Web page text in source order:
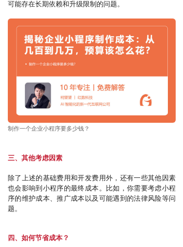
可能存在长期依赖和升级限制的问题。
制作一个企业小程序要多少钱？
三、其他考虑因素
除了上述的基础费用和开发费用外，还有一些其他因素
也会影响到小程序的最终成本。比如，你需要考虑小程
序的维护成本、推广成本以及可能遇到的法律风险等问
题。
四、如何节省成本？